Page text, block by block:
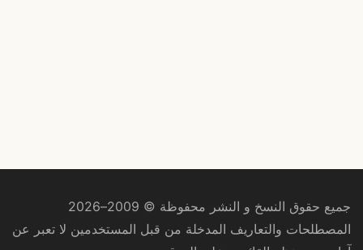
جميع حقوق النسخ و النشر محفوظة © 2009–2026
المصطلحات والتعاريف المدخلة من قبل المستخدمين لا تعبر عن